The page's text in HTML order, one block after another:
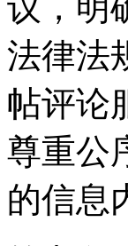
法律法
帖评论
尊重公
的信息